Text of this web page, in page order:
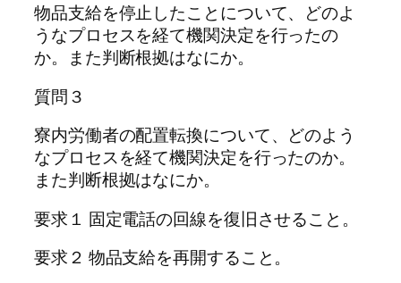
物品支給を停止したことについて、どのよ
うなプロセスを経て機関決定を行ったの
か。また判断根拠はなにか。
質問３
寮内労働者の配置転換について、どのよう
なプロセスを経て機関決定を行ったのか。
また判断根拠はなにか。
要求１ 固定電話の回線を復旧させること。
要求２ 物品支給を再開すること。